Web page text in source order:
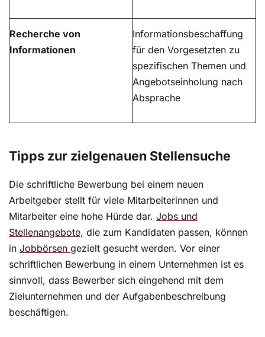
Recherche von
Informationen
Informationsbeschaffung
für den Vorgesetzten zu
spezifischen Themen und
Angebotseinholung nach
Absprache
Tipps zur zielgenauen Stellensuche
Die schriftliche Bewerbung bei einem neuen
Arbeitgeber stellt für viele Mitarbeiterinnen und
Mitarbeiter eine hohe Hürde dar. Jobs und
Stellenangebote, die zum Kandidaten passen, können
in Jobbörsen gezielt gesucht werden. Vor einer
schriftlichen Bewerbung in einem Unternehmen ist es
sinnvoll, dass Bewerber sich eingehend mit dem
Zielunternehmen und der Aufgabenbeschreibung
beschäftigen.